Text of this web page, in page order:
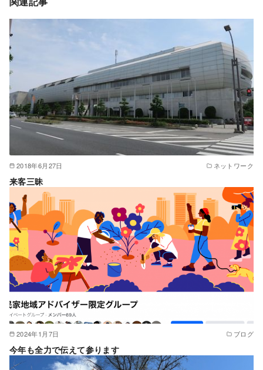
2018年6月27日 ネットワーク
来客三昧
2024年1月7日 ブログ
今年も全力で伝えて参ります